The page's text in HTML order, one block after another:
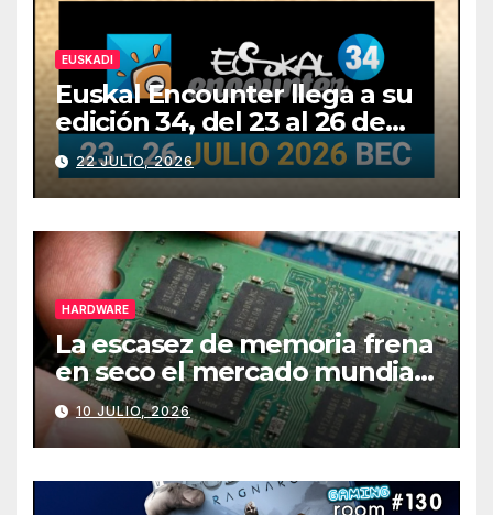
EUSKADI
Euskal Encounter llega a su
edición 34, del 23 al 26 de
julio
22 JULIO, 2026
HARDWARE
La escasez de memoria frena
en seco el mercado mundial
de PCs
10 JULIO, 2026